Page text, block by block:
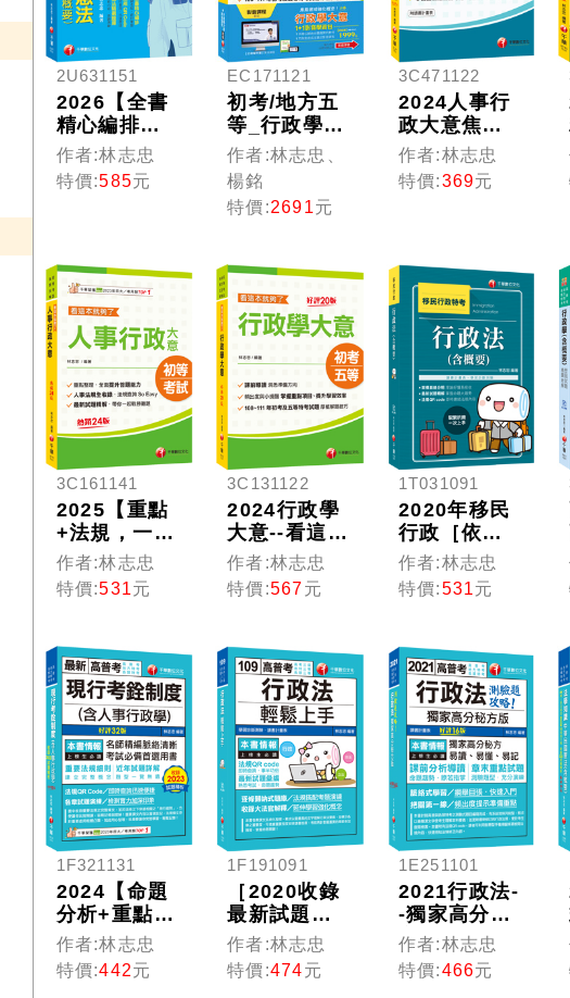
2U631151
2026【全書
精心編排，
掌握關鍵考
點】中華民
國憲法(概要)
／一般警察
人員／升官
等考試）
作者:林志忠
特價:585元
EC171121
初考/地方五
等_行政學大
意1+1影音學
習包
作者:林志忠、
楊銘
特價:2691元
3C471122
2024人事行
政大意焦點
速成：心智
圖濃縮關鍵
考點﹝初考
五等 ﹞[九
版]
作者:林志忠
特價:369元
3C161141
2025【重點
+法規，一本
就GO!】人
事行政大意--
看這本就夠
版]﹝初考／
各類五等﹞
作者:林志忠
特價:531元
3C131122
2024行政學
大意--看這本
就夠了：掌
握重點項
目、提升學
十版］（初
等考試／地
方五等／各
類五等）
作者:林志忠
特價:567元
1T031091
2020年移民
行政［依據
最新法規編
著］行政法
(含概要)
特考］
作者:林志忠
特價:531元
1F321131
2024【命題
分析+重點提
示】現行考
銓制度(含人
事行政學)
作者:林志忠
特價:442元
1F191091
［2020收錄
最新試題及
解析］行政
法輕鬆上手
［高考三
作者:林志忠
特價:474元
1E251101
2021行政法-
-獨家高分秘
方版測驗題
攻略：獨家
高分秘方，
作者:林志忠
特價:466元